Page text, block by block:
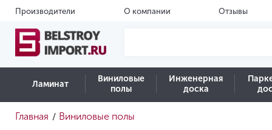
Производители О компании Отзывы
Ламинат
Виниловые
полы
Инженерная
доска
Главная / Виниловые полы